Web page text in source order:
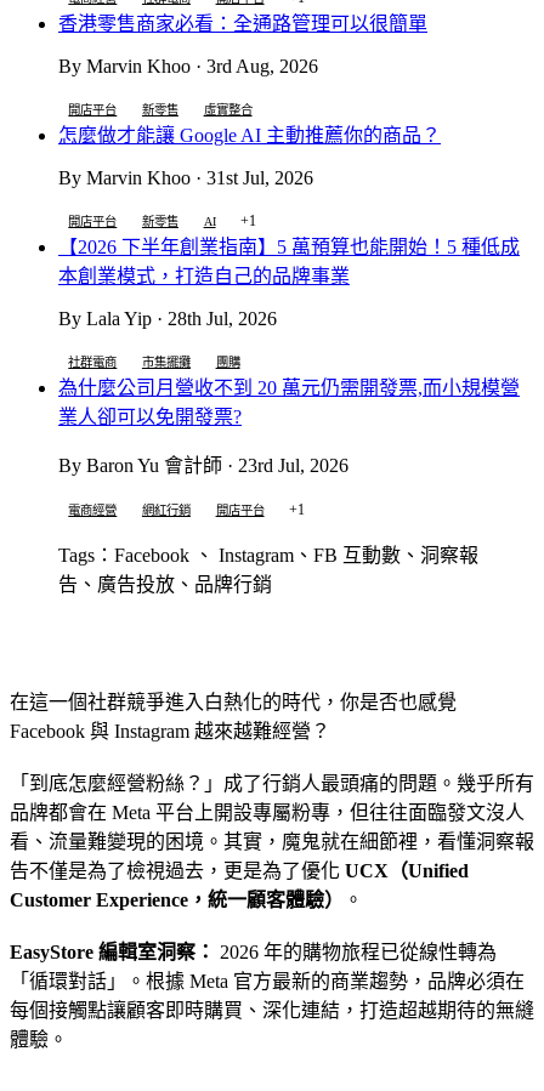
香港零售商家必看：全通路管理可以很簡單
By Marvin Khoo · 3rd Aug, 2026
開店平台 新零售 虛實整合
怎麼做才能讓 Google AI 主動推薦你的商品？
By Marvin Khoo · 31st Jul, 2026
開店平台 新零售 AI +1
【2026 下半年創業指南】5 萬預算也能開始！5 種低成
本創業模式，打造自己的品牌事業
By Lala Yip · 28th Jul, 2026
社群電商 市集擺攤 團購
為什麼公司月營收不到 20 萬元仍需開發票,而小規模營
業人卻可以免開發票?
By Baron Yu 會計師 · 23rd Jul, 2026
電商經營 網紅行銷 開店平台 +1
Tags：Facebook 、 Instagram、FB 互動數、洞察報
告、廣告投放、品牌行銷
在這一個社群競爭進入白熱化的時代，你是否也感覺
Facebook 與 Instagram 越來越難經營？
「到底怎麼經營粉絲？」成了行銷人最頭痛的問題。幾乎所有
品牌都會在 Meta 平台上開設專屬粉專，但往往面臨發文沒人
看、流量難變現的困境。其實，魔鬼就在細節裡，看懂洞察報
告不僅是為了檢視過去，更是為了優化 UCX（Unified
Customer Experience，統一顧客體驗）
。
EasyStore 編輯室洞察：
2026 年的購物旅程已從線性轉為
「循環對話」。根據 Meta 官方最新的商業趨勢，品牌必須在
每個接觸點讓顧客即時購買、深化連結，打造超越期待的無縫
體驗。